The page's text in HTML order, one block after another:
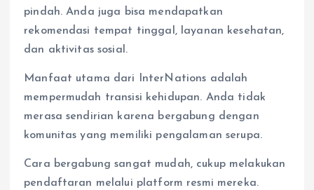
pindah. Anda juga bisa mendapatkan
rekomendasi tempat tinggal, layanan kesehatan,
dan aktivitas sosial.
Manfaat utama dari InterNations adalah
mempermudah transisi kehidupan. Anda tidak
merasa sendirian karena bergabung dengan
komunitas yang memiliki pengalaman serupa.
Cara bergabung sangat mudah, cukup melakukan
pendaftaran melalui platform resmi mereka.